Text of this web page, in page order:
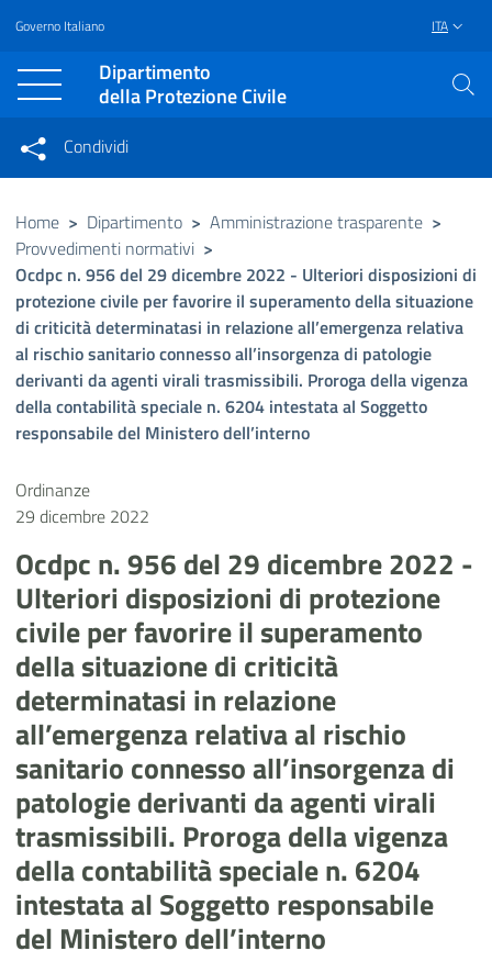
Vai al contenuto principale
Raggiungi il piè di pagina
Governo Italiano ITA
Dipartimento
della Protezione Civile
Condividi su Facebook
Condividi su Twitter
Condividi su LinkedIn
Condividi
Condividi sui social network
Home > Dipartimento > Amministrazione trasparente >
Provvedimenti normativi >
Ocdpc n. 956 del 29 dicembre 2022 - Ulteriori disposizioni di
protezione civile per favorire il superamento della situazione
di criticità determinatasi in relazione all’emergenza relativa
al rischio sanitario connesso all’insorgenza di patologie
derivanti da agenti virali trasmissibili. Proroga della vigenza
della contabilità speciale n. 6204 intestata al Soggetto
responsabile del Ministero dell’interno
Ordinanze
29 dicembre 2022
Ocdpc n. 956 del 29 dicembre 2022 -
Ulteriori disposizioni di protezione
civile per favorire il superamento
della situazione di criticità
determinatasi in relazione
all’emergenza relativa al rischio
sanitario connesso all’insorgenza di
patologie derivanti da agenti virali
trasmissibili. Proroga della vigenza
della contabilità speciale n. 6204
intestata al Soggetto responsabile
del Ministero dell’interno